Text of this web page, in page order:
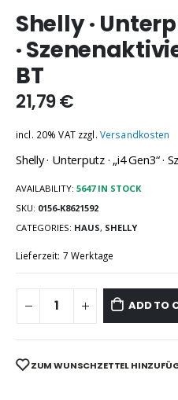
Shelly ·
·
BT
21,79€
incl. 20% VAT zzgl. Versandkosten
Shelly · Unterputz · „i4 Gen3“ ·
AVAILABILITY: 5647 IN STOCK
SKU: 0156-K8621592
CATEGORIES: HAUS, SHELLY
Lieferzeit: 7 Werktage
ADD TO
ZUM WUNSCHZETTEL